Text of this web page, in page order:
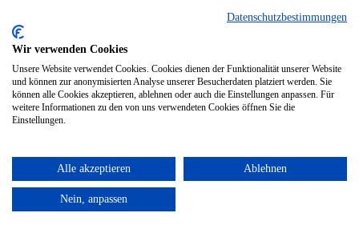
Datenschutzbestimmungen
Wir verwenden Cookies
Unsere Website verwendet Cookies. Cookies dienen der Funktionalität unserer Website
und können zur anonymisierten Analyse unserer Besucherdaten platziert werden. Sie
können alle Cookies akzeptieren, ablehnen oder auch die Einstellungen anpassen. Für
weitere Informationen zu den von uns verwendeten Cookies öffnen Sie die
Einstellungen.
Alle akzeptieren Ablehnen
Nein, anpassen